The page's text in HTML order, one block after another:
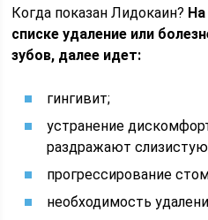
Когда показан Лидокаин?
списке удаление или
зубов, далее идет:
гингивит;
устранение
раздражают
прогрессирование
необходимость